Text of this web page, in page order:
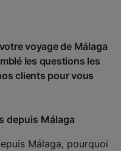
voyage de Málaga
les questions les
clients pour vous
depuis Málaga
Málaga, pourquoi